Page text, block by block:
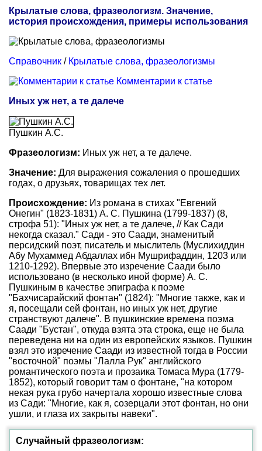
Крылатые слова, фразеологизм. Значение,
история происхождения, примеры использования
Справочник / Крылатые слова, фразеологизмы
Комментарии к статье
Иных уж нет, а те далече
Пушкин А.С.
Фразеологизм: Иных уж нет, а те далече.
Значение: Для выражения сожаления о прошедших
годах, о друзьях, товарищах тех лет.
Происхождение: Из романа в стихах "Евгений
Онегин" (1823-1831) А. С. Пушкина (1799-1837) (8,
строфа 51): "Иных уж нет, а те далече, // Как Сади
некогда сказал." Сади - это Саади, знаменитый
персидский поэт, писатель и мыслитель (Муслихиддин
Абу Мухаммед Абдаллах ибн Мушрифаддин, 1203 или
1210-1292). Впервые это изречение Саади было
использовано (в несколько иной форме) А. С.
Пушкиным в качестве эпиграфа к поэме
"Бахчисарайский фонтан" (1824): "Многие также, как и
я, посещали сей фонтан, но иных уж нет, другие
странствуют далече". В пушкинские времена поэма
Саади "Бустан", откуда взята эта строка, еще не была
переведена ни на один из европейских языков. Пушкин
взял это изречение Саади из известной тогда в России
"восточной" поэмы "Лалла Рук" английского
романтического поэта и прозаика Томаса Мура (1779-
1852), который говорит там о фонтане, "на котором
некая рука грубо начертала хорошо известные слова
из Сади: "Многие, как я, созерцали этот фонтан, но они
ушли, и глаза их закрыты навеки".
Случайный фразеологизм: